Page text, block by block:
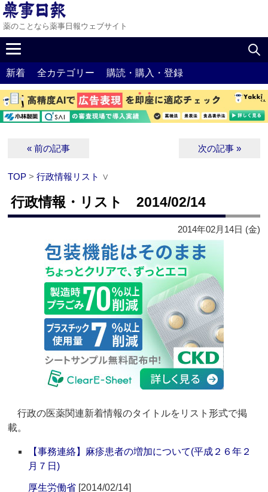
薬のことなら薬事日報ウェブサイト
新着 全カテゴリー 購読・購入・登録
« 前の記事 次の記事 »
TOP >行政情報リスト ∨
行政情報・リスト 2014/02/14
2014年02月14日 (金)
行政の医薬関連新着情報のタイトルをリスト形式で掲
載。
【事務連絡】麻疹患者の増加について(平成２６年２
月７日)
厚生労働省 [2014/02/14]